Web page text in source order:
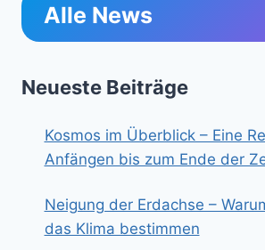
Alle News
Neueste Beiträge
Kosmos im Überblick – Eine
Anfängen bis zum Ende der
Neigung der Erdachse –
das Klima bestimmen